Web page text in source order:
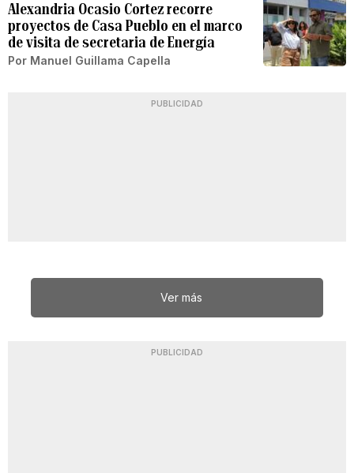
Alexandria Ocasio Cortez recorre
proyectos de Casa Pueblo en el marco
de visita de secretaria de Energía
Por Manuel Guillama Capella
PUBLICIDAD
Ver más
PUBLICIDAD